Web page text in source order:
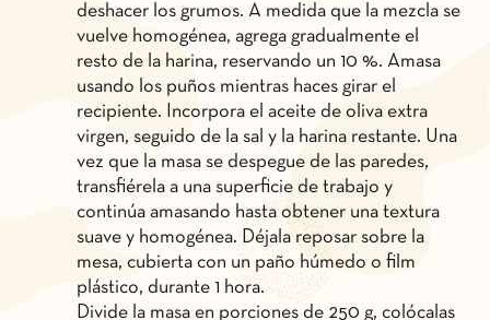
deshacer los grumos. A medida que la mezcla se
vuelve homogénea, agrega gradualmente el
resto de la harina, reservando un 10 %. Amasa
usando los puños mientras haces girar el
recipiente. Incorpora el aceite de oliva extra
virgen, seguido de la sal y la harina restante. Una
vez que la masa se despegue de las paredes,
transfiérela a una superficie de trabajo y
continúa amasando hasta obtener una textura
suave y homogénea. Déjala reposar sobre la
mesa, cubierta con un paño húmedo o film
plástico, durante 1 hora.
Divide la masa en porciones de 250 g, colócalas